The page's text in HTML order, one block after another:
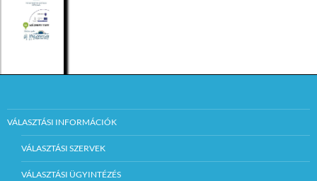
VÁLASZTÁSI INFORMÁCIÓK
VÁLASZTÁSI SZERVEK
VÁLASZTÁSI ÜGYINTÉZÉS